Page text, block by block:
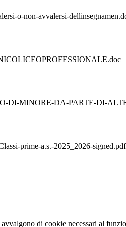
o-non-avvalersi-
DI-MINORE-DA-PARTE-DI-
prime-a.s.-2025_2026-signed.pdf
di cookie necessari al